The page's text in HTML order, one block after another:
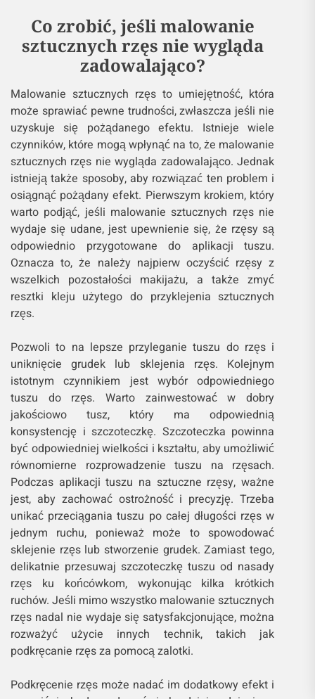
Co zrobić, jeśli malowanie
sztucznych rzęs nie wygląda
zadowalająco?
Malowanie sztucznych rzęs to umiejętność, która
może sprawiać pewne trudności, zwłaszcza jeśli nie
uzyskuje się pożądanego efektu. Istnieje wiele
czynników, które mogą wpłynąć na to, że malowanie
sztucznych rzęs nie wygląda zadowalająco. Jednak
istnieją także sposoby, aby rozwiązać ten problem i
osiągnąć pożądany efekt. Pierwszym krokiem, który
warto podjąć, jeśli malowanie sztucznych rzęs nie
wydaje się udane, jest upewnienie się, że rzęsy są
odpowiednio przygotowane do aplikacji tuszu.
Oznacza to, że należy najpierw oczyścić rzęsy z
wszelkich pozostałości makijażu, a także zmyć
resztki kleju użytego do przyklejenia sztucznych
rzęs.
Pozwoli to na lepsze przyleganie tuszu do rzęs i
uniknięcie grudek lub sklejenia rzęs. Kolejnym
istotnym czynnikiem jest wybór odpowiedniego
tuszu do rzęs. Warto zainwestować w dobry
jakościowo tusz, który ma odpowiednią
konsystencję i szczoteczkę. Szczoteczka powinna
być odpowiedniej wielkości i kształtu, aby umożliwić
równomierne rozprowadzenie tuszu na rzęsach.
Podczas aplikacji tuszu na sztuczne rzęsy, ważne
jest, aby zachować ostrożność i precyzję. Trzeba
unikać przeciągania tuszu po całej długości rzęs w
jednym ruchu, ponieważ może to spowodować
sklejenie rzęs lub stworzenie grudek. Zamiast tego,
delikatnie przesuwaj szczoteczkę tuszu od nasady
rzęs ku końcówkom, wykonując kilka krótkich
ruchów. Jeśli mimo wszystko malowanie sztucznych
rzęs nadal nie wydaje się satysfakcjonujące, można
rozważyć użycie innych technik, takich jak
podkręcanie rzęs za pomocą zalotki.
Podkręcenie rzęs może nadać im dodatkowy efekt i